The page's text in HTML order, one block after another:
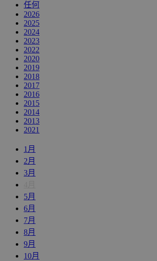
任何
2026
2025
2024
2023
2022
2020
2019
2018
2017
2016
2015
2014
2013
2021
1月
2月
3月
5月
6月
7月
8月
9月
10月